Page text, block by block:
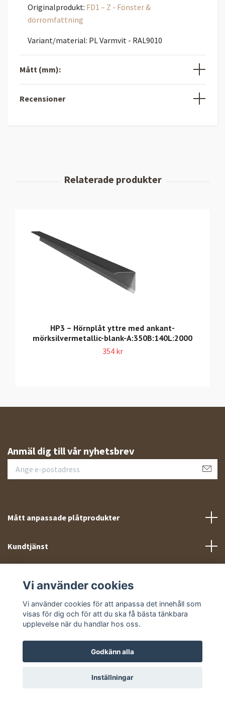
Originalprodukt: FD1 – Z - Fönster &
dörromfattning
Variant/material: PL Varmvit - RAL9010
Mått (mm):
Recensioner
HP3 – Hörnplåt yttre med ankant-
mörksilvermetallic-blank-A:350B:140L:2000
354 kr
Anmäl dig till vår nyhetsbrev
Mått anpassade plåtprodukter
Kundtjänst
Sociala medier
© 2026 Takprofiler.se
Vi använder cookies
Vi använder cookies för att anpassa det innehåll som
visas för dig och för att du ska få bästa tänkbara
upplevelse när du handlar hos oss.
Godkänn alla
Inställningar